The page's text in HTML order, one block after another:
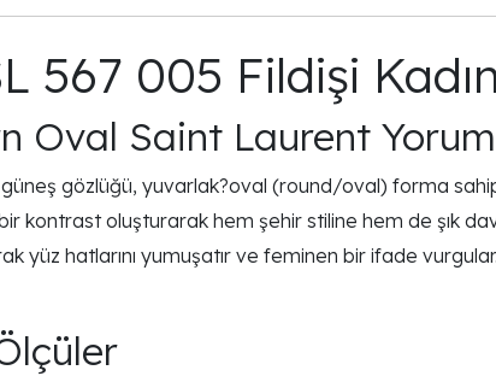
567 005 Fildişi
Oval Saint Laurent
güneş gözlüğü, yuvarlak?oval (round/oval) forma
kontrast oluşturarak hem şehir stiline hem de şık
yüz hatlarını yumuşatır ve feminen bir ifade